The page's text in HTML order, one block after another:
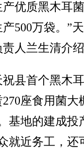
优质黑木耳
500万袋。”
人兰生清介绍
首个黑木耳
座食用菌大
基地的建成投
就近务工，还